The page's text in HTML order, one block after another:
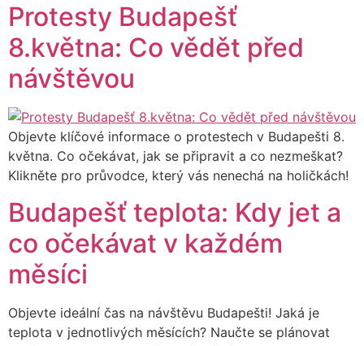
Protesty Budapešť
8.května: Co vědět před
návštěvou
Objevte klíčové informace o protestech v Budapešti 8.
května. Co očekávat, jak se připravit a co nezmeškat?
Klikněte pro průvodce, který vás nenechá na holičkách!
Budapešť teplota: Kdy jet a
co očekávat v každém
měsíci
Objevte ideální čas na návštěvu Budapešti! Jaká je
teplota v jednotlivých měsících? Naučte se plánovat